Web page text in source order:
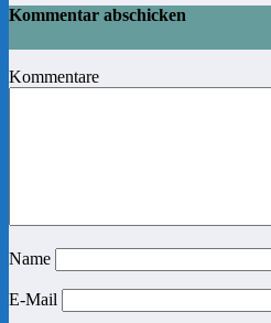
Kommentar abschicken
Kommentare
Name
E-Mail